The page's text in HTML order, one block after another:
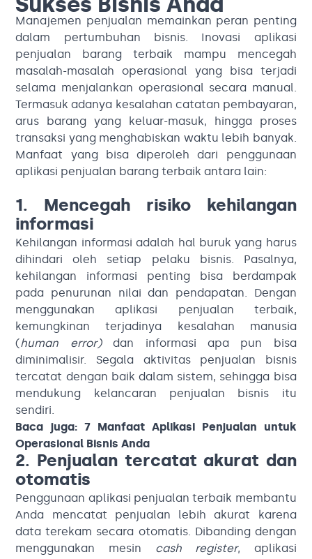
Manajemen penjualan memainkan peran penting
dalam pertumbuhan bisnis. Inovasi aplikasi
penjualan barang terbaik mampu mencegah
masalah-masalah operasional yang bisa terjadi
selama menjalankan operasional secara manual.
Termasuk adanya kesalahan catatan pembayaran,
arus barang yang keluar-masuk, hingga proses
transaksi yang menghabiskan waktu lebih banyak.
Manfaat yang bisa diperoleh dari penggunaan
aplikasi penjualan barang terbaik antara lain:
1. Mencegah risiko kehilangan
informasi
Kehilangan informasi adalah hal buruk yang harus
dihindari oleh setiap pelaku bisnis. Pasalnya,
kehilangan informasi penting bisa berdampak
pada penurunan nilai dan pendapatan. Dengan
menggunakan aplikasi penjualan terbaik,
kemungkinan terjadinya kesalahan manusia
(human error)dan informasi apa pun bisa
diminimalisir. Segala aktivitas penjualan bisnis
tercatat dengan baik dalam sistem, sehingga bisa
mendukung kelancaran penjualan bisnis itu
sendiri.
Baca juga:7 Manfaat Aplikasi Penjualan untuk
Operasional Bisnis Anda
2. Penjualan tercatat akurat dan
otomatis
Penggunaan aplikasi penjualan terbaik membantu
Anda mencatat penjualan lebih akurat karena
data terekam secara otomatis. Dibanding dengan
menggunakan mesin cash register, aplikasi